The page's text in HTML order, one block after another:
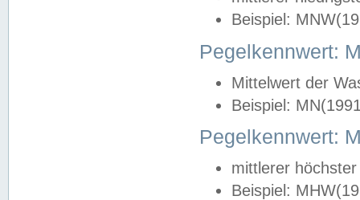
Beispiel:
Pegelkennwert:
Mittelwert der
Beispiel:
Pegelkennwert:
mittlerer
Beispiel: